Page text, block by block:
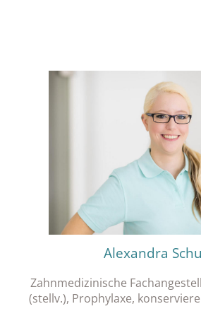
Alexandra
Zahnmedizinische
(stellv.), Prophylaxe,